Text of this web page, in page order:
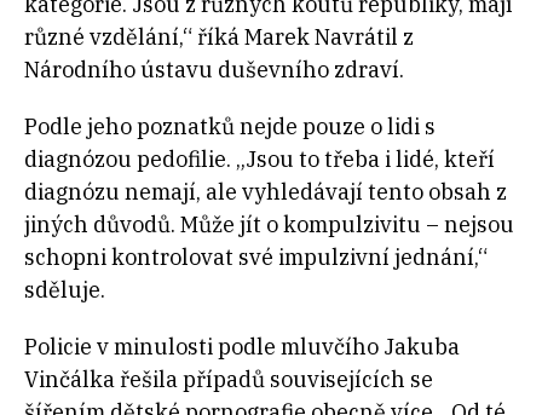
různé vzdělání,“ říká Marek Navrátil z
Národního ústavu duševního zdraví.
Podle jeho poznatků nejde pouze o lidi s
diagnózou pedofilie. „​​Jsou to třeba i lidé, kteří
diagnózu nemají, ale vyhledávají tento obsah z
jiných důvodů. Může jít o kompulzivitu – nejsou
schopni kontrolovat své impulzivní jednání,“
sděluje.
Policie v minulosti podle mluvčího Jakuba
Vinčálka řešila případů souvisejících se